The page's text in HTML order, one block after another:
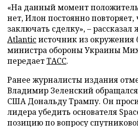
«На данный момент
нет, Илон постоянно повторяет,
заключать сделку», – рассказал
Atlanticисточник из окружения
министра обороны Украины
передаетТАСС.
Ранее журналисты издания
Владимир Зеленский
США Дональду Трампу. Он
лидера убедить основателя
позицию по вопросу